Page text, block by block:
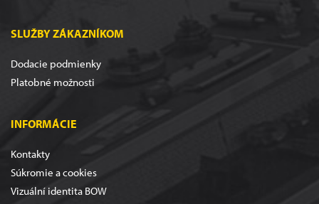
SLUŽBY ZÁKAZNÍKOM
Dodacie podmienky
Platobné možnosti
INFORMÁCIE
Kontakty
Súkromie a cookies
Vizuální identita BOW